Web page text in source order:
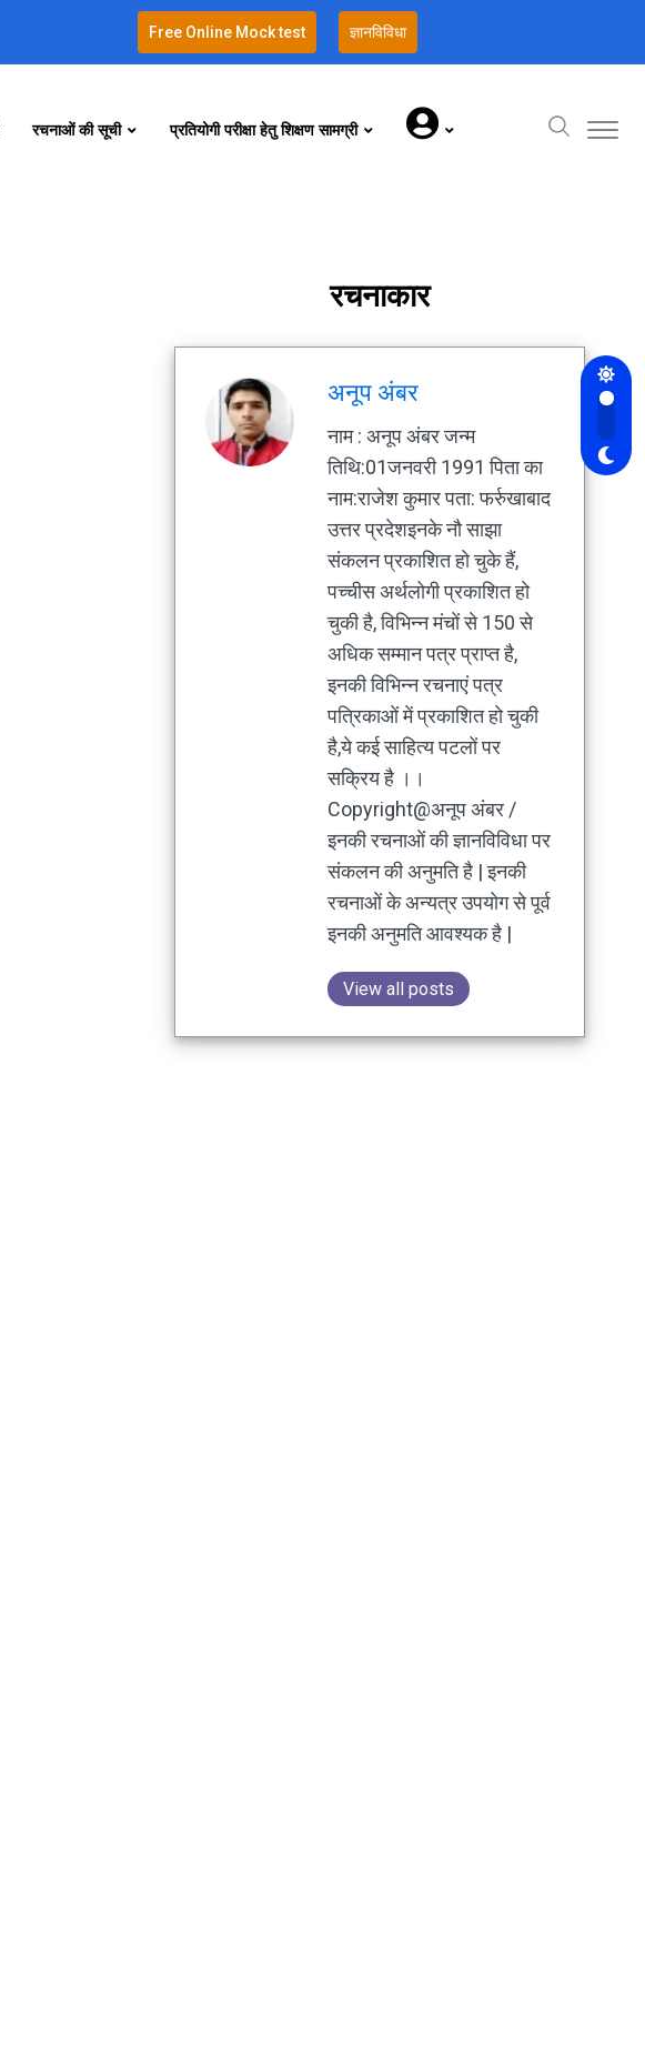
Free Online Mock test ज्ञानविविधा
रचनाओं की सूची प्रतियोगी परीक्षा हेतु शिक्षण सामग्री
रचनाकार
अनूप अंबर
नाम : अनूप अंबर जन्म
तिथि:01जनवरी 1991 पिता का
नाम:राजेश कुमार पता: फर्रुखाबाद
उत्तर प्रदेशइनके नौ साझा
संकलन प्रकाशित हो चुके हैं,
पच्चीस अर्थलोगी प्रकाशित हो
चुकी है, विभिन्न मंचों से 150 से
अधिक सम्मान पत्र प्राप्त है,
इनकी विभिन्न रचनाएं पत्र
पत्रिकाओं में प्रकाशित हो चुकी
है,ये कई साहित्य पटलों पर
सक्रिय है ।।
Copyright@अनूप अंबर /
इनकी रचनाओं की ज्ञानविविधा पर
संकलन की अनुमति है | इनकी
रचनाओं के अन्यत्र उपयोग से पूर्व
इनकी अनुमति आवश्यक है |
View all posts